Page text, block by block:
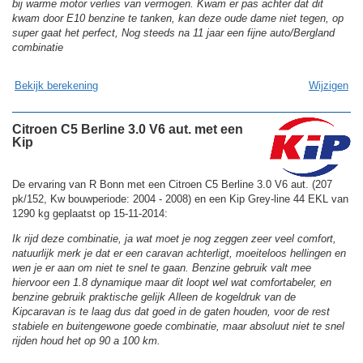
bij warme motor verlies van vermogen. Kwam er pas achter dat dit
kwam door E10 benzine te tanken, kan deze oude dame niet tegen, op
super gaat het perfect, Nog steeds na 11 jaar een fijne auto/Bergland
combinatie
Bekijk berekening Wijzigen
Citroen C5 Berline 3.0 V6 aut. met een
Kip
De ervaring van R Bonn met een Citroen C5 Berline 3.0 V6 aut. (207
pk/152, Kw bouwperiode: 2004 - 2008) en een Kip Grey-line 44 EKL van
1290 kg geplaatst op 15-11-2014:
Ik rijd deze combinatie, ja wat moet je nog zeggen zeer veel comfort,
natuurlijk merk je dat er een caravan achterligt, moeiteloos hellingen en
wen je er aan om niet te snel te gaan. Benzine gebruik valt mee
hiervoor een 1.8 dynamique maar dit loopt wel wat comfortabeler, en
benzine gebruik praktische gelijk Alleen de kogeldruk van de
Kipcaravan is te laag dus dat goed in de gaten houden, voor de rest
stabiele en buitengewone goede combinatie, maar absoluut niet te snel
rijden houd het op 90 a 100 km.